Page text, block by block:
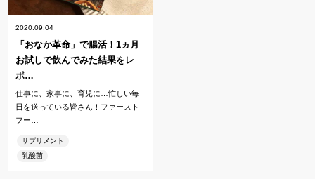
2020.09.04
「おなか革命」で腸活！1ヵ月
お試しで飲んでみた結果をレ
ポ…
仕事に、家事に、育児に…忙しい毎
日を送っている皆さん！ファースト
フー…
サプリメント
乳酸菌